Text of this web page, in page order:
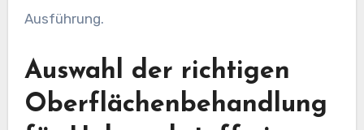
Ausführung.
Auswahl der richtigen
Oberflächenbehandlung